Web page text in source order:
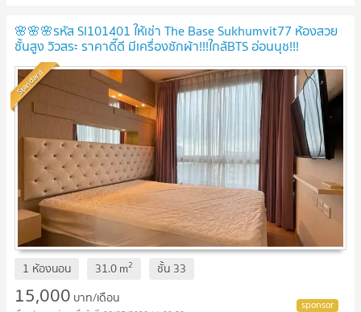
🌸🌸🌸รหัส SI101401 ให้เช่า The Base Sukhumvit77 ห้องสวย
ชั้นสูง วิวสระ ราคาดี๊ดี มีเครื่องซักผ้า!!!ใกล้BTS อ่อนนุช!!!
Standard
1 ห้องนอน 31.0m2 ชั้น 33
15,000 บาท/เดือน